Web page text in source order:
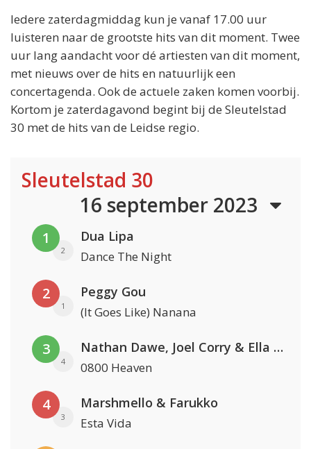
Iedere zaterdagmiddag kun je vanaf 17.00 uur
luisteren naar de grootste hits van dit moment. Twee
uur lang aandacht voor dé artiesten van dit moment,
met nieuws over de hits en natuurlijk een
concertagenda. Ook de actuele zaken komen voorbij.
Kortom je zaterdagavond begint bij de Sleutelstad
30 met de hits van de Leidse regio.
Sleutelstad 30
16 september 2023
1
2
Dua Lipa
Dance The Night
2
1
Peggy Gou
(It Goes Like) Nanana
3
4
Nathan Dawe, Joel Corry & Ella Henderson
0800 Heaven
4
3
Marshmello & Farukko
Esta Vida